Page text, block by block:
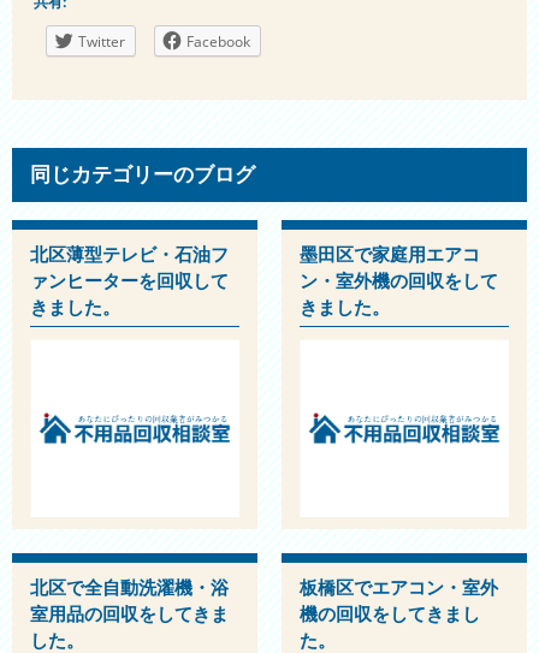
Twitter Facebook
同じカテゴリーのブログ
北区薄型テレビ・石油フ
ァンヒーターを回収して
きました。
墨田区で家庭用エアコ
ン・室外機の回収をして
きました。
北区で全自動洗濯機・浴
室用品の回収をしてきま
した。
板橋区でエアコン・室外
機の回収をしてきまし
た。